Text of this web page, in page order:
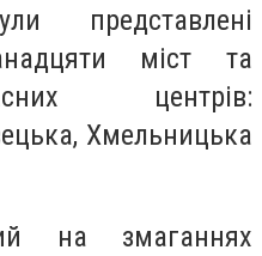
представлені
міст та
центрів:
Хмельницька
на змаганнях